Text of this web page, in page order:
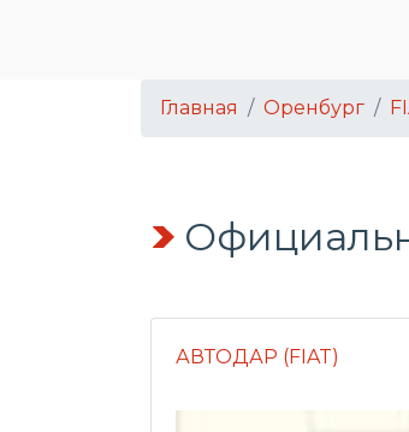
Главная Оренбург
АВТОДАР (FIAT)